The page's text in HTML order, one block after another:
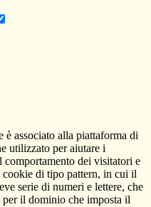
è associato alla piattaforma di
utilizzato per aiutare i
dei visitatori e
di tipo pattern, in cui il
serie di numeri e lettere, che
il dominio che imposta il